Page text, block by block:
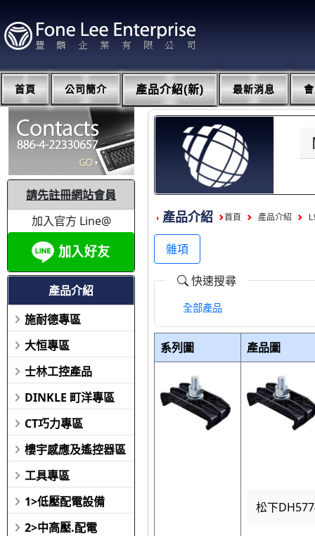
首頁 公司簡介 產品介紹(新) 最新消息
請先註冊網站會員
加入官方 Line@
產品介紹
施耐德專區
大恒專區
士林工控產品
DINKLE 町洋專區
CT巧力專區
樓宇感應及遙控器區
工具專區
1>低壓配電設備
2>中高壓.配電
產品介紹 首頁 產品介紹
雜項
快速搜尋
全部產品
系列圖 產品圖
松下